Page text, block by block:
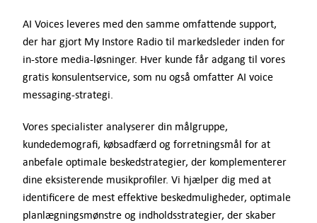
AI Voices leveres med den samme omfattende support,
der har gjort My Instore Radio til markedsleder inden for
in-store media-løsninger. Hver kunde får adgang til vores
gratis konsulentservice, som nu også omfatter AI voice
messaging-strategi.
Vores specialister analyserer din målgruppe,
kundedemografi, købsadfærd og forretningsmål for at
anbefale optimale beskedstrategier, der komplementerer
dine eksisterende musikprofiler. Vi hjælper dig med at
identificere de mest effektive beskedmuligheder, optimale
planlægningsmønstre og indholdsstrategier, der skaber